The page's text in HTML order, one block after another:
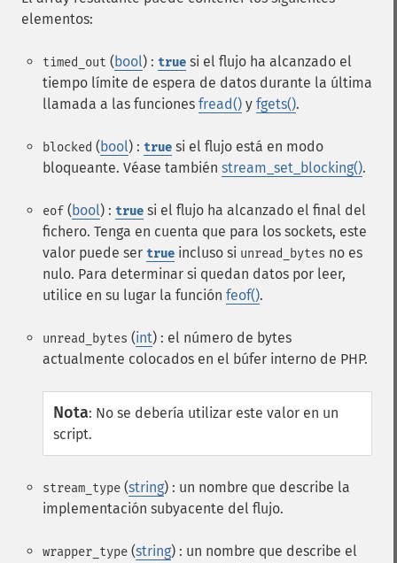
elementos:
timed_out (bool) : true si el flujo ha alcanzado el
tiempo límite de espera de datos durante la última
llamada a las funciones fread() y fgets().
blocked (bool) : true si el flujo está en modo
bloqueante. Véase también stream_set_blocking().
eof (bool) : true si el flujo ha alcanzado el final del
fichero. Tenga en cuenta que para los sockets, este
valor puede ser true incluso si unread_bytes no es
nulo. Para determinar si quedan datos por leer,
utilice en su lugar la función feof().
unread_bytes (int) : el número de bytes
actualmente colocados en el búfer interno de PHP.
Nota: No se debería utilizar este valor en un
script.
stream_type (string) : un nombre que describe la
implementación subyacente del flujo.
wrapper_type (string) : un nombre que describe el